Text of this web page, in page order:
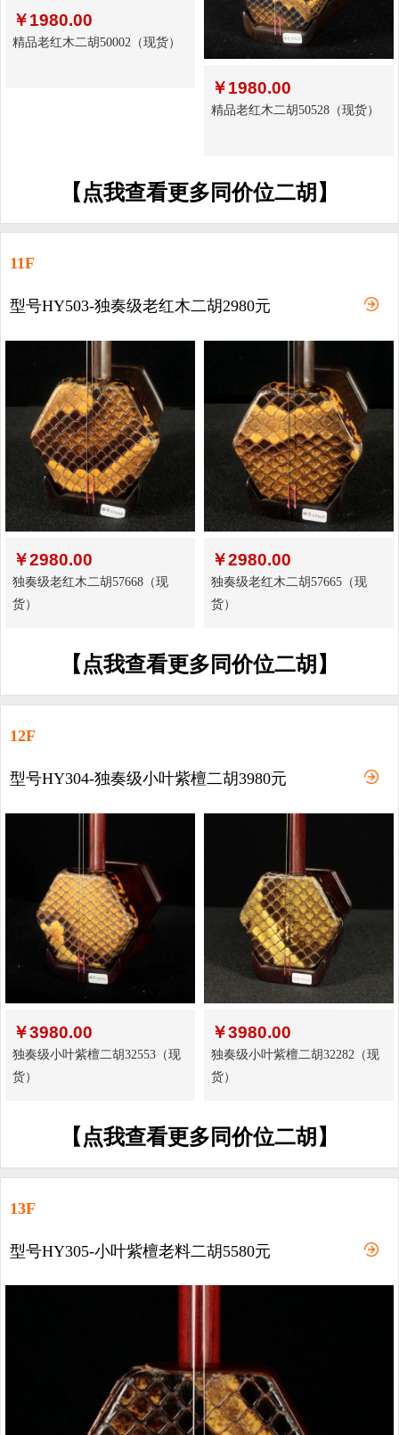
￥1980.00
精品老红木二胡50002（现货）
￥1980.00
精品老红木二胡50528（现货）
【点我查看更多同价位二胡】
11F
型号HY503-独奏级老红木二胡2980元
￥2980.00
独奏级老红木二胡57668（现
货）
￥2980.00
独奏级老红木二胡57665（现
货）
【点我查看更多同价位二胡】
12F
型号HY304-独奏级小叶紫檀二胡3980元
￥3980.00
独奏级小叶紫檀二胡32553（现
货）
￥3980.00
独奏级小叶紫檀二胡32282（现
货）
【点我查看更多同价位二胡】
13F
型号HY305-小叶紫檀老料二胡5580元